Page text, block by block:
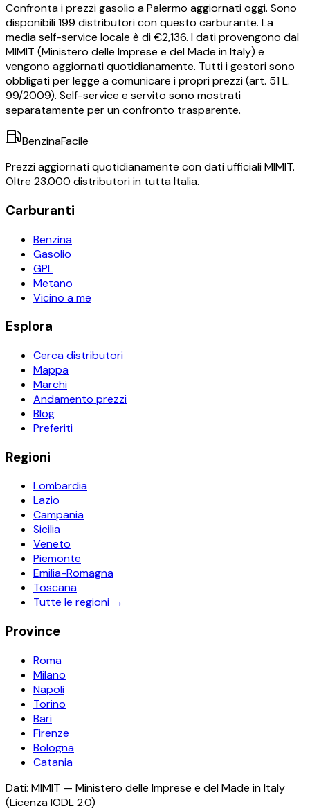
Confronta i prezzigasolio aPalermo aggiornati oggi. Sono
disponibili199 distributori con questo carburante. La
media self-service locale è di €2,136. I dati provengono dal
MIMIT (Ministero delle Imprese e del Made in Italy) e
vengono aggiornati quotidianamente. Tutti i gestori sono
obbligati per legge a comunicare i propri prezzi (art. 51 L.
99/2009). Self-service e servito sono mostrati
separatamente per un confronto trasparente.
BenzinaFacile
Prezzi aggiornati quotidianamente con dati ufficiali MIMIT.
Oltre 23.000 distributori in tutta Italia.
Carburanti
Benzina
Gasolio
GPL
Metano
Vicino a me
Esplora
Cerca distributori
Mappa
Marchi
Andamento prezzi
Blog
Preferiti
Regioni
Lombardia
Lazio
Campania
Sicilia
Veneto
Piemonte
Emilia-Romagna
Toscana
Tutte le regioni →
Province
Roma
Milano
Napoli
Torino
Bari
Firenze
Bologna
Catania
Dati: MIMIT — Ministero delle Imprese e del Made in Italy
(Licenza IODL 2.0)